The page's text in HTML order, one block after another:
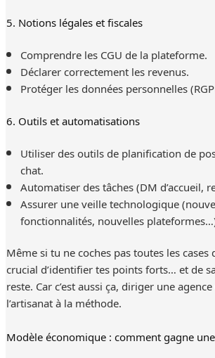
5. Notions légales et fiscales
Comprendre les CGU de la plateforme.
Déclarer correctement les revenus.
Protéger les données personnelles
6. Outils et automatisations
Utiliser des outils de planification de
chat.
Automatiser des tâches (DM d’accueil,
Assurer une veille technologique
fonctionnalités, nouvelles
Même si tu ne coches pas toutes les
crucial d’identifier tes points forts… et de
reste. Car c’est aussi ça, diriger une
l’artisanat à la méthode.
Modèle économique : comment gagne